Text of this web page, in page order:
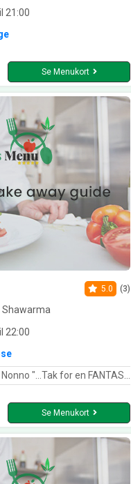
21:00
Se Menukort
Shawarma
22:00
5.0 (3)
skal maden hentes! Dels fik jeg de 2 retter + 2 x italiensk is ( til senere , men sørme også til en fuld omgang til imorgen ) inc levering; ca 217,- og der er faktisk til 2 dage eller 2 personer. Her kan I sørme god lægge jeres penge ...specielt ogås i denne Corona tid . Vi ses KLART igen . Men venlig hilsen og med stop mæt mave... Tine K.
Se Menukort